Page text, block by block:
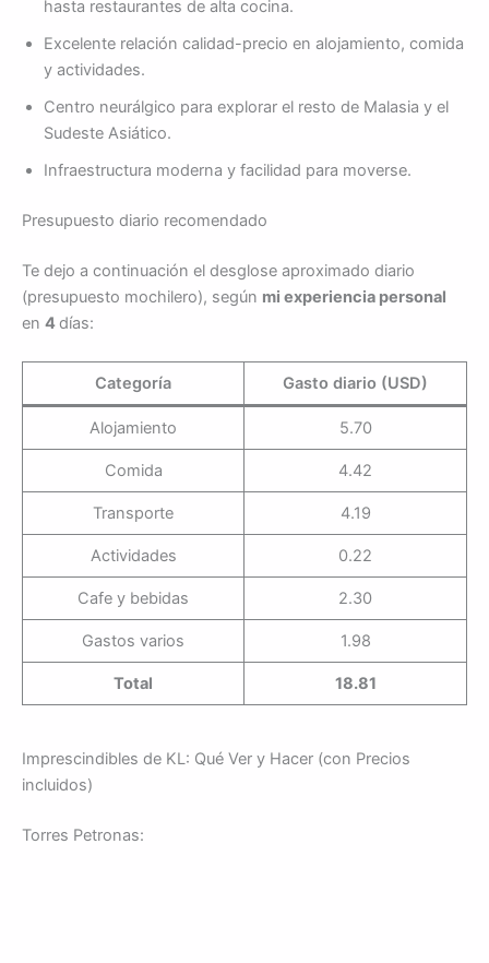
hasta restaurantes de alta cocina.
Excelente relación calidad-precio en alojamiento, comida
y actividades.
Centro neurálgico para explorar el resto de Malasia y el
Sudeste Asiático.
Infraestructura moderna y facilidad para moverse.
Presupuesto diario recomendado
Te dejo a continuación el desglose aproximado diario
(presupuesto mochilero), según mi experiencia personal
en 4días:
Categoría Gasto diario (USD)
Alojamiento 5.70
Comida 4.42
Transporte 4.19
Actividades 0.22
Cafe y bebidas 2.30
Gastos varios 1.98
Total 18.81
Imprescindibles de KL: Qué Ver y Hacer (con Precios
incluidos)
Torres Petronas: